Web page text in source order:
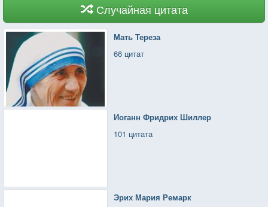
Случайная цитата
Мать Тереза
66 цитат
Иоганн Фридрих Шиллер
101 цитата
Эрих Мария Ремарк